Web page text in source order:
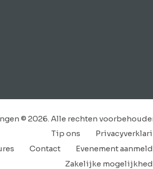
© 2026. Alle rechten
Tip ons
Evenement
Contact
Zakelijke